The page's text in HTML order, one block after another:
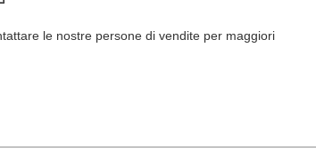
le nostre persone di vendite per maggiori